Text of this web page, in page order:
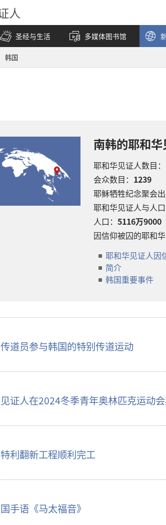
人
圣经与生活 多媒体图书馆
韩国
南韩的耶和
耶和华见证人数目：
会众数目： 1239
耶稣牺牲纪念聚会出
耶和华见证人与人口
人口： 5116万9000
因信仰被囚的耶和华
耶和华见证人
简介
韩国重要事件
道员参与韩国的特别传道运动
证人在2024冬季青年奥林匹克运动
利翻新工程顺利完工
手语《马太福音》